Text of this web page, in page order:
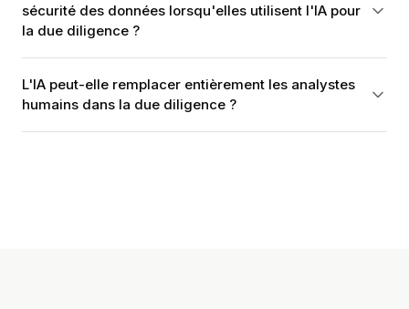
sécurité des données lorsqu'elles utilisent l'IA pour
la due diligence ?
L'IA peut-elle remplacer entièrement les analystes
humains dans la due diligence ?